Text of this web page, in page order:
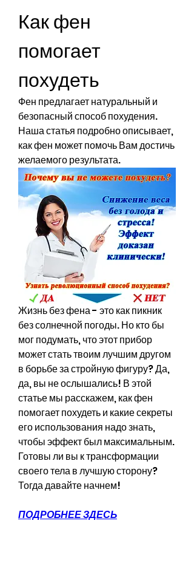
Как фен
помогает
похудеть
Фен предлагает натуральный и
безопасный способ похудения.
Наша статья подробно описывает,
как фен может помочь Вам достичь
желаемого результата.
Жизнь без фена - это как пикник
без солнечной погоды. Но кто бы
мог подумать, что этот прибор
может стать твоим лучшим другом
в борьбе за стройную фигуру? Да,
да, вы не ослышались! В этой
статье мы расскажем, как фен
помогает похудеть и какие секреты
его использования надо знать,
чтобы эффект был максимальным.
Готовы ли вы к трансформации
своего тела в лучшую сторону?
Тогда давайте начнем!
ПОДРОБНЕЕ ЗДЕСЬ